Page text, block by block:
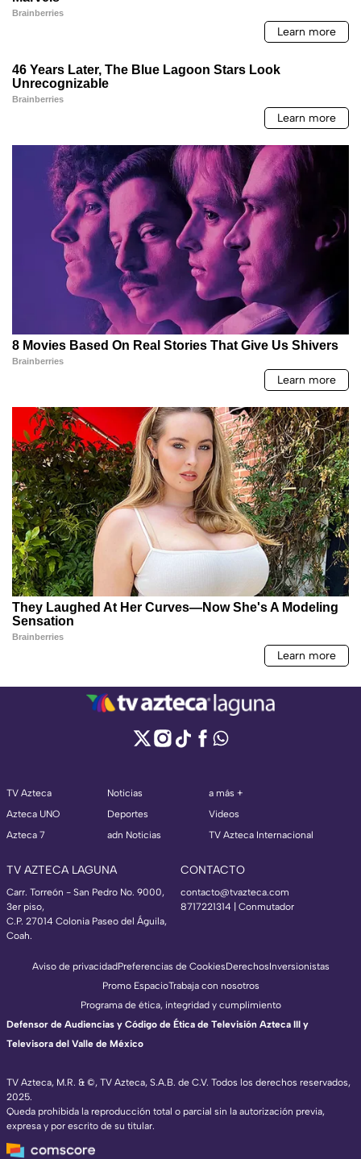
TV Azteca
Azteca UNO
Azteca 7
Noticias
Deportes
adn Noticias
a más +
Videos
TV Azteca Internacional
TV AZTECA LAGUNA
Carr. Torreón - San Pedro No. 9000,
3er piso,
C.P. 27014 Colonia Paseo del Águila,
Coah.
CONTACTO
contacto@tvazteca.com
8717221314 | Conmutador
TV Azteca, M.R. & ©, TV Azteca, S.A.B. de C.V. Todos los derechos reservados,
2025.
Queda prohibida la reproducción total o parcial sin la autorización previa,
expresa y por escrito de su titular.
Aviso de privacidadPreferencias de CookiesDerechosInversionistas
Promo EspacioTrabaja con nosotros
Programa de ética, integridad y cumplimiento
Defensor de Audiencias y Código de Ética de Televisión Azteca III y
Televisora del Valle de México